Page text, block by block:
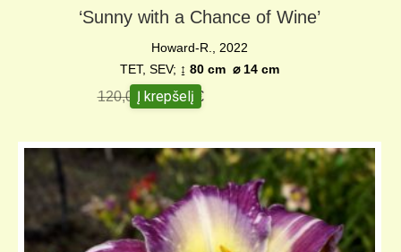
‘Sunny with a Chance of Wine’
Howard-R., 2022
TET, SEV; ↨ 80 cm ⌀14 cm
120,00 € 95,00 €
Į krepšelį